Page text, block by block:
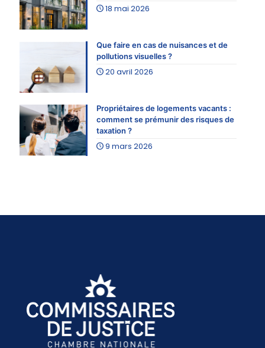
18 mai 2026
Que faire en cas de nuisances et de
pollutions visuelles ?
20 avril 2026
Propriétaires de logements vacants :
comment se prémunir des risques de
taxation ?
9 mars 2026